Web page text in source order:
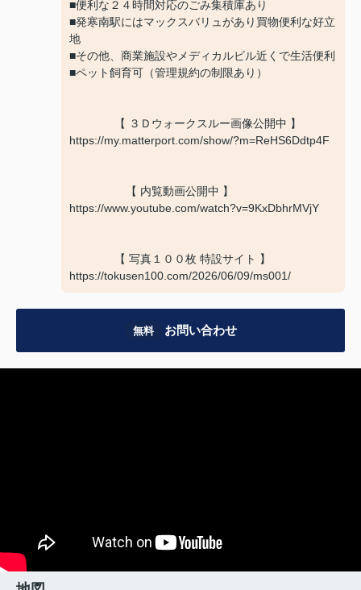
■便利な２４時間対応のごみ集積庫あり
■発寒南駅にはマックスバリュがあり買物便利な好立
地
■その他、商業施設やメディカルビル近くで生活便利
■ペット飼育可（管理規約の制限あり）
【 ３Ｄウォークスルー画像公開中 】
https://my.matterport.com/show/?m=ReHS6Ddtp4F
【 内覧動画公開中 】
https://www.youtube.com/watch?v=9KxDbhrMVjY
【 写真１００枚 特設サイト 】
https://tokusen100.com/2026/06/09/ms001/
無料 お問い合わせ